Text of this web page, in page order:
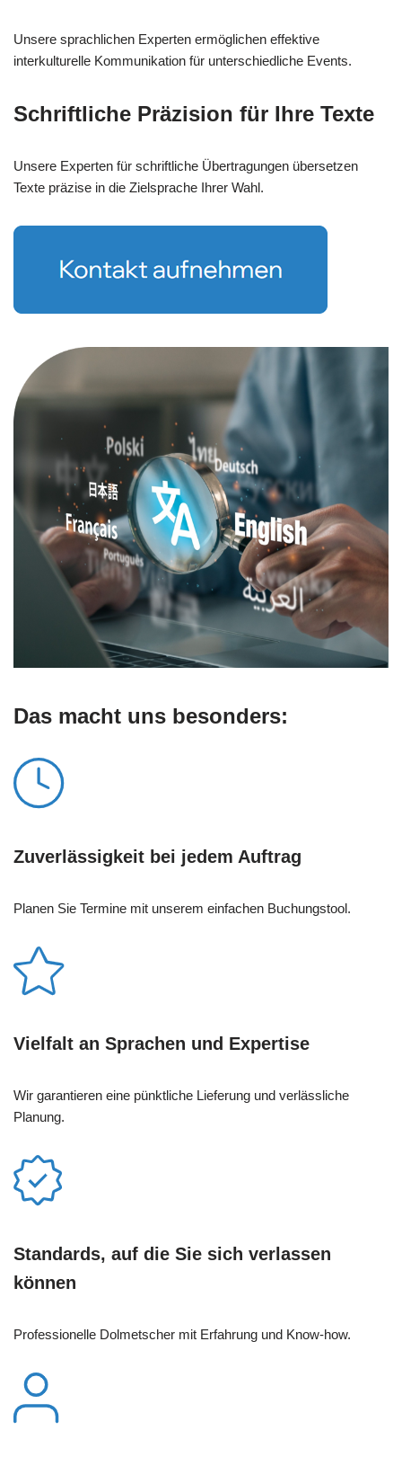
Unsere sprachlichen Experten ermöglichen effektive
interkulturelle Kommunikation für unterschiedliche Events.
Schriftliche Präzision für Ihre Texte
Unsere Experten für schriftliche Übertragungen übersetzen
Texte präzise in die Zielsprache Ihrer Wahl.
Das macht uns besonders:
Zuverlässigkeit bei jedem Auftrag
Planen Sie Termine mit unserem einfachen Buchungstool.
Vielfalt an Sprachen und Expertise
Wir garantieren eine pünktliche Lieferung und verlässliche
Planung.
Standards, auf die Sie sich verlassen
können
Professionelle Dolmetscher mit Erfahrung und Know-how.